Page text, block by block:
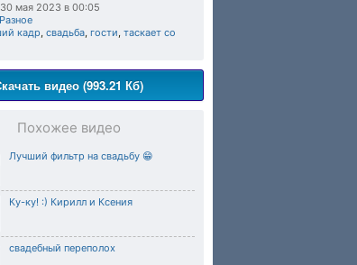
мая 2023 в 00:05
Разное
кадр, свадьба, гости, таскает со
видео (993.21 Кб)
Похожее видео
Лучший фильтр на свадьбу 😁
Ку-ку! :) Кирилл и Ксения
свадебный переполох